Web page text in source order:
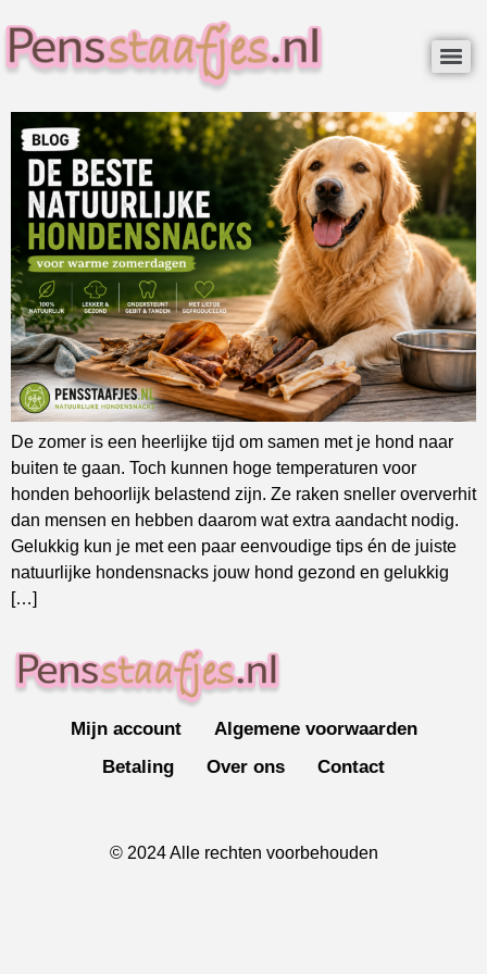
De zomer is een heerlijke tijd om samen met je hond naar
buiten te gaan. Toch kunnen hoge temperaturen voor
honden behoorlijk belastend zijn. Ze raken sneller oververhit
dan mensen en hebben daarom wat extra aandacht nodig.
Gelukkig kun je met een paar eenvoudige tips én de juiste
natuurlijke hondensnacks jouw hond gezond en gelukkig
[…]
Mijn account
Algemene voorwaarden
Betaling
Over ons Contact
© 2024 Alle rechten voorbehouden